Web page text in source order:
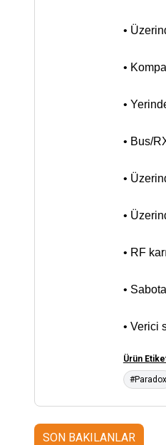
•
•
•
• Bus/
•
•
• RF
•
• Verici
Ürün
#Paradox
SON BAKILANLAR